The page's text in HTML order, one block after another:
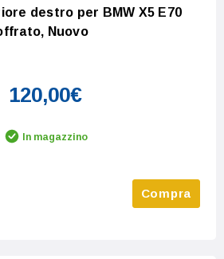
destro per BMW X5 E70
Nuovo
120,00€
In magazzino
Quantity:
Compra